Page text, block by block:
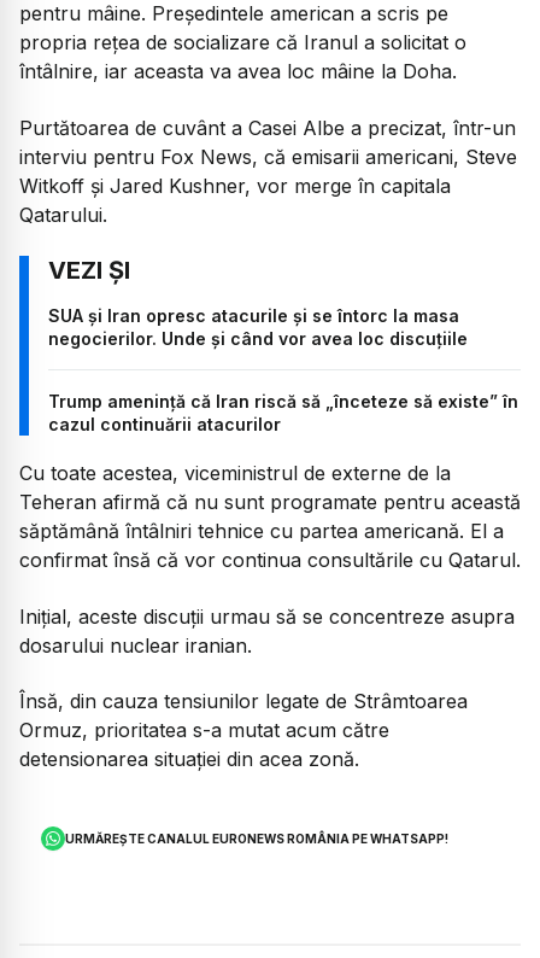
pentru mâine. Președintele american a scris pe
propria rețea de socializare că Iranul a solicitat o
întâlnire, iar aceasta va avea loc mâine la Doha.
Purtătoarea de cuvânt a Casei Albe a precizat, într-un
interviu pentru Fox News, că emisarii americani, Steve
Witkoff și Jared Kushner, vor merge în capitala
Qatarului.
SUA și Iran opresc atacurile și se întorc la masa
negocierilor. Unde și când vor avea loc discuțiile
Trump amenință că Iran riscă să „înceteze să existe” în
cazul continuării atacurilor
Cu toate acestea, viceministrul de externe de la
Teheran afirmă că nu sunt programate pentru această
săptămână întâlniri tehnice cu partea americană. El a
confirmat însă că vor continua consultările cu Qatarul.
Inițial, aceste discuții urmau să se concentreze asupra
dosarului nuclear iranian.
Însă, din cauza tensiunilor legate de Strâmtoarea
Ormuz, prioritatea s-a mutat acum către
detensionarea situației din acea zonă.
URMĂREȘTE CANALUL EURONEWS ROMÂNIA PE WHATSAPP!